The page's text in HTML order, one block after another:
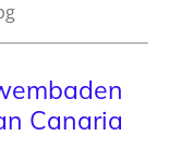
Canaria